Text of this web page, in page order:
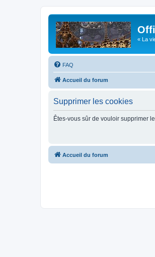
« La
FAQ
Accueil du forum
Supprimer les cookies
Êtes-vous sûr de vouloir supprimer
Accueil du forum